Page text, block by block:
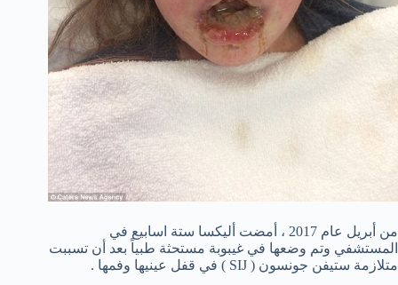
من أبريل عام 2017 ، أمضت أليكسا ستة اسابيع في
المستشفي وتم وضعها في غيبوبة مستحثة طبياً بعد أن تسببت
متلازمة ستيفن جونسون ( SIJ ) في قفل عينيها وفمها .